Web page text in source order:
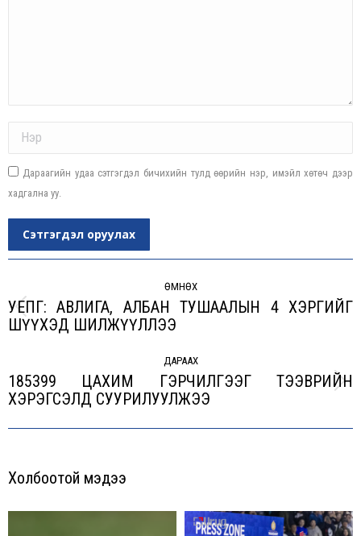
Дараагийн удаа сэтгэгдэл бичихийн тулд өөрийн нэр, имэйл хөтөч дээр
хадгална уу.
Сэтгэгдэл оруулах
navigation
ӨМНӨХ
Previous
УЕПГ: АВЛИГА, АЛБАН ТУШААЛЫН 4 ХЭРГИЙГ
ШҮҮХЭД ШИЛЖҮҮЛЛЭЭ
ДАРААХ
Next
185399 ЦАХИМ ГЭРЧИЛГЭЭГ ТЭЭВРИЙН
ХЭРЭГСЭЛД СУУРИЛУУЛЖЭЭ
Холбоотой мэдээ